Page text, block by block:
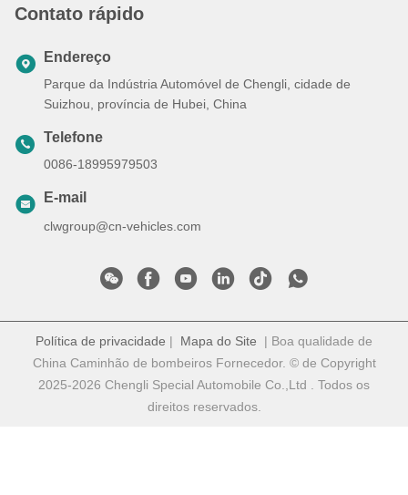
Contato rápido
Endereço
Parque da Indústria Automóvel de Chengli, cidade de
Suizhou, província de Hubei, China
Telefone
0086-18995979503
E-mail
clwgroup@cn-vehicles.com
Política de privacidade | Mapa do Site | Boa qualidade de
China Caminhão de bombeiros Fornecedor. © de Copyright
2025-2026 Chengli Special Automobile Co.,Ltd . Todos os
direitos reservados.